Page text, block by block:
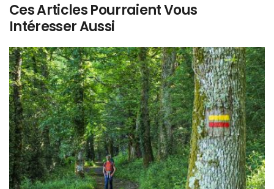
Ces Articles Pourraient Vous
Intéresser Aussi